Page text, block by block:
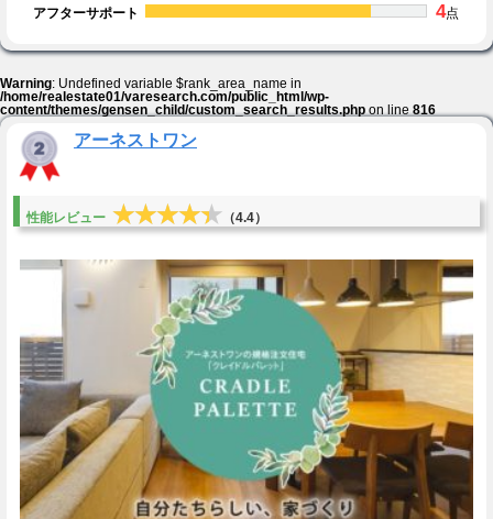
アフターサポート
4点
Warning: Undefined variable $rank_area_name in
/home/realestate01/varesearch.com/public_html/wp-
content/themes/gensen_child/custom_search_results.phpon line816
アーネストワン
性能レビュー ★★★★★
★★★★★ （4.4）